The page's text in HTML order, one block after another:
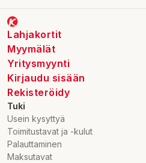
Lahjakortit
Myymälät
Yritysmyynti
Kirjaudu sisään
Rekisteröidy
Tuki
Usein kysyttyä
Toimitustavat ja -kulut
Palauttaminen
Maksutavat